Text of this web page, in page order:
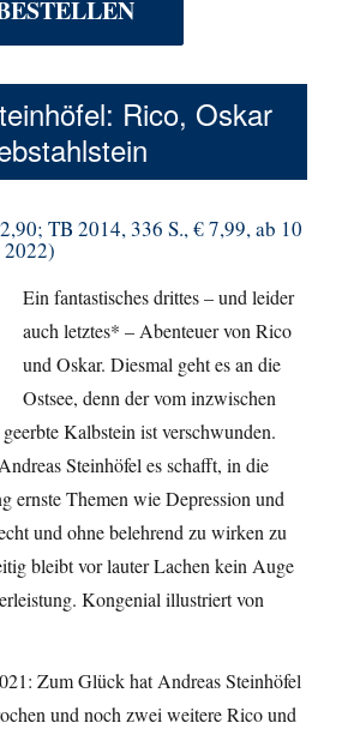
Rico, Oskar
TB 2014, 336 S., € 7,99, ab 10
2022)
Ein fantastisches drittes – und leider
auch letztes* – Abenteuer von Rico
und Oskar. Diesmal geht es an die
Ostsee, denn der vom inzwischen
Kalbstein ist verschwunden.
Steinhöfel es schafft, in die
ernste Themen wie Depression und
und ohne belehrend zu wirken zu
bleibt vor lauter Lachen kein Auge
Kongenial illustriert von
Zum Glück hat Andreas Steinhöfel
und noch zwei weitere Rico und